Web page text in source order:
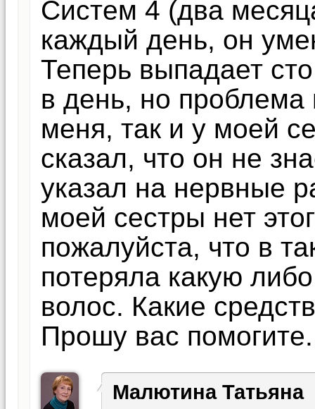
Систем 4 (два
каждый день, он
Теперь выпадает
в день, но проблема
меня, так и у моей
сказал, что он не
указал на нервные
моей сестры нет
пожалуйста, что в
потеряла какую
волос. Какие
Прошу вас
Малютина Татьяна